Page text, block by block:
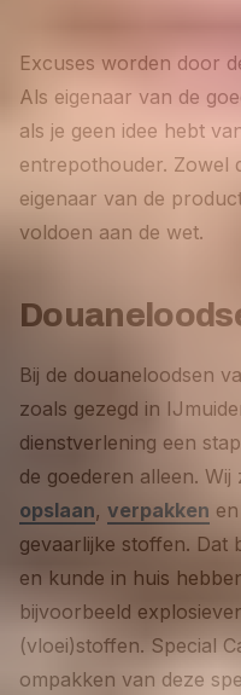
Excuses worden door
Als eigenaar van de
als je geen idee hebt
entrepothouder. Zowel
eigenaar van de
voldoen aan de wet.
Bij de douaneloodsen
zoals gezegd in
dienstverlening een
de goederen alleen.
opslaan, verpakken en
gevaarlijke stoffen. Dat
en kunde in huis
bijvoorbeeld
(vloei)stoffen. Special
ompakken van deze